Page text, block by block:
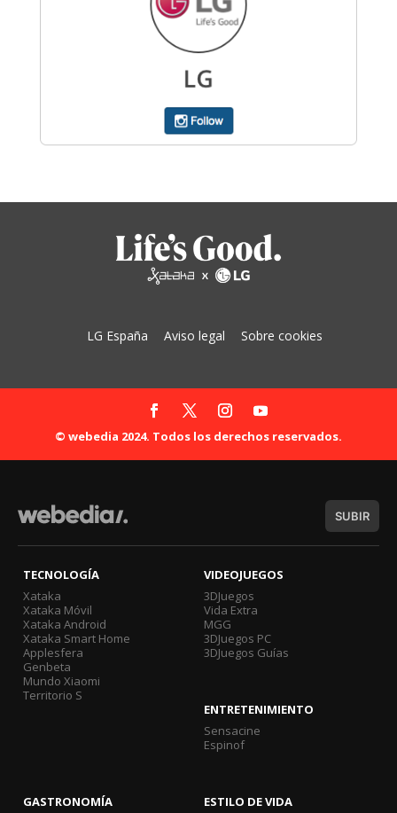
LG España Aviso legal Sobre cookies
© webedia 2024. Todos los derechos reservados.
SUBIR
TECNOLOGÍA
Xataka
Xataka Móvil
Xataka Android
Xataka Smart Home
Applesfera
Genbeta
Mundo Xiaomi
Territorio S
VIDEOJUEGOS
3DJuegos
Vida Extra
MGG
3DJuegos PC
3DJuegos Guías
ENTRETENIMIENTO
Sensacine
Espinof
GASTRONOMÍA
ESTILO DE VIDA